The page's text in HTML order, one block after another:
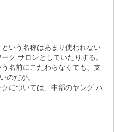
いう名称はあまり使われない
ク サロンとしていたりする。
名前にこだわらなくても、支
のだが。
については、中部のヤング ハ